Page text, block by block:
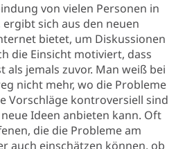
von vielen Personen in
sich aus den neuen
bietet, um Diskussionen
die Einsicht motiviert, dass
als jemals zuvor. Man weiß bei
nicht mehr, wo die Probleme
Vorschläge kontroversiell sind
Ideen anbieten kann. Oft
die die Probleme am
auch einschätzen können, ob